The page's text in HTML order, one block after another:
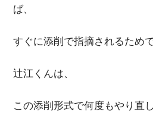
ば、
すぐに添削で指摘されるためで
辻江くんは、
この添削形式で何度もやり直